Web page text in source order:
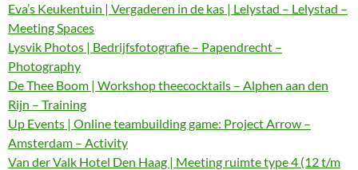
Eva’s Keukentuin | Vergaderen in de kas | Lelystad – Lelystad –
Meeting Spaces
Lysvik Photos | Bedrijfsfotografie – Papendrecht –
Photography
De Thee Boom | Workshop theecocktails – Alphen aan den
Rijn – Training
Up Events | Online teambuilding game: Project Arrow –
Amsterdam – Activity
Van der Valk Hotel Den Haag | Meeting ruimte type 4 (12 t/m